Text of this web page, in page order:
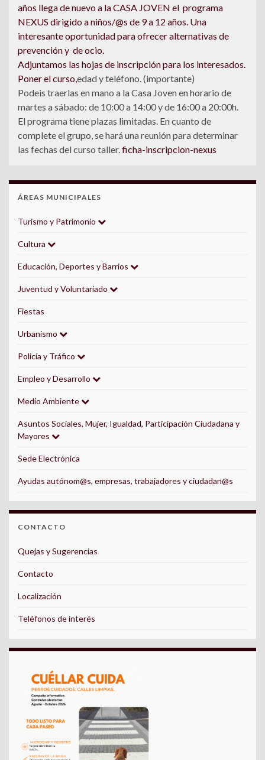
años llega de nuevo a la CASA JOVEN el programa
NEXUS dirigido a niños/@s de 9 a 12 años. Una
interesante oportunidad para ofrecer alternativas de
prevención y de ocio.
Adjuntamos las hojas de inscripción para los interesados.
Poner el curso,edad y teléfono. (importante)
Podeis traerlas en mano a la Casa Joven en horario de
martes a sábado: de 10:00 a 14:00 y de 16:00 a 20:00h.
El programa tiene plazas limitadas. En cuanto de
complete el grupo, se hará una reunión para determinar
las fechas del curso taller.ficha-inscripcion-nexus
ÁREAS MUNICIPALES
Turismo y Patrimonio
Cultura
Educación, Deportes y Barrios
Juventud y Voluntariado
Fiestas
Urbanismo
Policía y Tráfico
Empleo y Desarrollo
Medio Ambiente
Asuntos Sociales, Mujer, Igualdad, Participación Ciudadana y
Mayores
Sede Electrónica
Ayudas autónom@s, empresas, trabajadores y ciudadan@s
CONTACTO
Quejas y Sugerencias
Contacto
Localización
Teléfonos de interés